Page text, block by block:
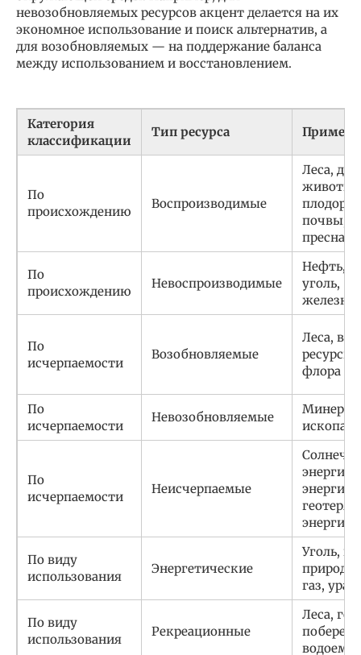
невозобновляемых ресурсов акцент делается на их
экономное использование и поиск альтернатив, а
для возобновляемых — на поддержание баланса
между использованием и восстановлением.
Категория
классификации
Тип ресурса
По
происхождению
Воспроизводимые
Леса,
почвы,
пресная
По
происхождению
Невоспроизводимые
Нефть,
уголь,
По
исчерпаемости
Возобновляемые
Леса,
ресурсы,
флора и
По
исчерпаемости
Невозобновляемые
По
исчерпаемости
Неисчерпаемые
энергия,
энергия
энергия
По виду
использования
Энергетические
Уголь,
газ, уран
По виду
использования
Рекреационные
Леса,
водоемы